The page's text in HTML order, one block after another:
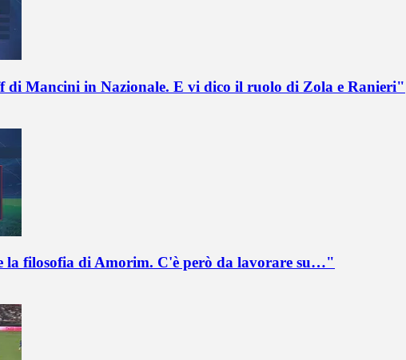
di Mancini in Nazionale. E vi dico il ruolo di Zola e Ranieri"
la filosofia di Amorim. C'è però da lavorare su…"